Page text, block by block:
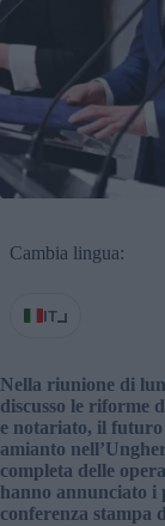
Cambia lingua:
IT
Nella riunione di
discusso le riforme
e notariato, il
amianto
completa delle
hanno annunciato i
conferenza stampa